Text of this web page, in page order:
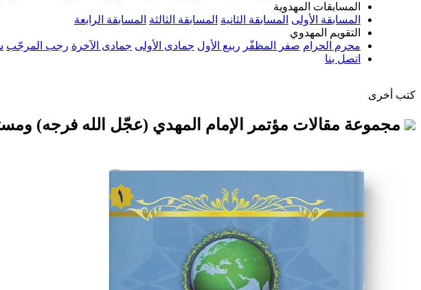
المسابقات المهدوية
المسابقة الأولى المسابقة الثانية المسابقة الثالثة المسابقة الرابعة
التقويم المهدوي
محرم الحرام صفر المظفّر ربيع الأول جمادى الأولى جمادى الآخرة رجب المرجّب
اتصل بنا
كتب أخرى
مجموعة مقالات مؤتمر الإمام المهدي (عجّل الله فرجه)